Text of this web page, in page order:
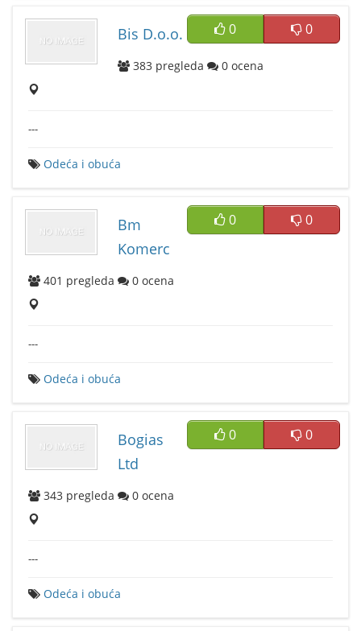
0 0
Bis D.o.o.
383 pregleda 0 ocena
---
Odeća i obuća
0 0
Bm
Komerc
401 pregleda 0 ocena
---
Odeća i obuća
0 0
Bogias
Ltd
343 pregleda 0 ocena
---
Odeća i obuća